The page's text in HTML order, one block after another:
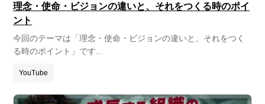
理念・使命・ビジョンの違いと、それをつくる時のポイ
ント
今回のテーマは「理念・使命・ビジョンの違いと、それをつく
る時のポイント」です...
YouTube